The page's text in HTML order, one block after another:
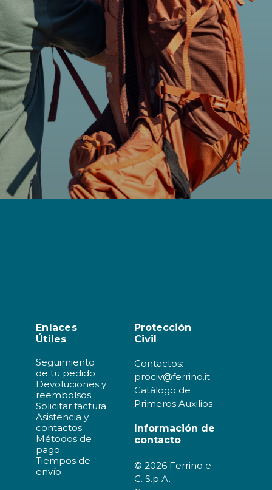
Enlaces
Útiles
Seguimiento
de tu pedido
Devoluciones y
reembolsos
Solicitar factura
Asistencia y
contactos
Métodos de
pago
Tiempos de
envío
Protección
Civil
Contactos:
prociv@ferrino.it
Catálogo de
Primeros Auxilios
Información de
contacto
© 2026 Ferrino e
C. S.p.A.